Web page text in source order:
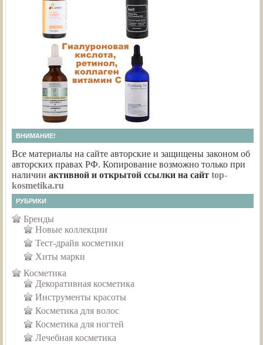
ВНИМАНИЕ!
Все материалы на сайте авторские и защищены законом об
авторских правах РФ. Копирование возможно только при
наличии активной и открытой ссылки на сайт top-
kosmetika.ru
РУБРИКИ
Бренды
Новые коллекции
Тест-драйв косметики
Хиты марки
Косметика
Декоративная косметика
Инструменты красоты
Косметика для волос
Косметика для ногтей
Лечебная косметика